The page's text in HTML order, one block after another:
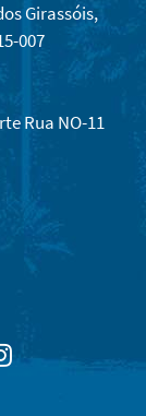
Girassóis,
007
Rua NO-11
Instagram